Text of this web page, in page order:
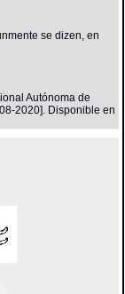
se dizen, en
Autónoma de
2020]. Disponible en